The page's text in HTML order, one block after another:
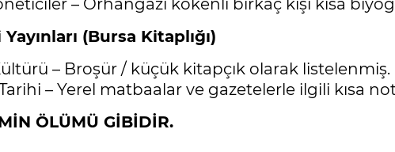
– Orhangazi kökenli birkaç kişi kısa
(Bursa Kitaplığı)
– Broşür / küçük kitapçık olarak listelenmiş.
– Yerel matbaalar ve gazetelerle ilgili kısa
ÖLÜMÜ GİBİDİR.